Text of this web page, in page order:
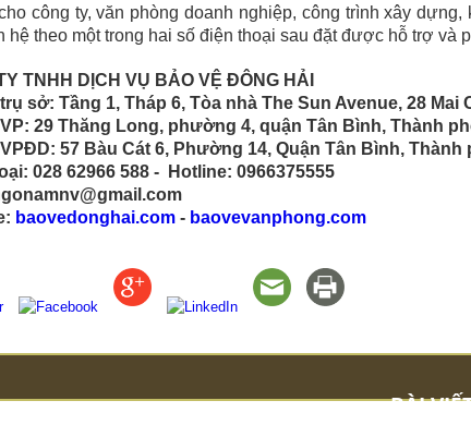
công ty, văn phòng doanh nghiệp, công trình xây
hệ theo một trong hai số điện thoại sau đặt được hỗ trợ và
TNHH DỊCH VỤ BẢO VỆ ĐÔNG HẢI
sở: Tầng 1, Tháp 6, Tòa nhà The Sun Avenue, 28
29 Thăng Long, phường 4, quận Tân Bình, Thành
57 Bàu Cát 6, Phường 14, Quận Tân Bình, Thành
028 62966 588 - Hotline: 0966375555
baovedonghai.com - baovevanphong.com
BÀI